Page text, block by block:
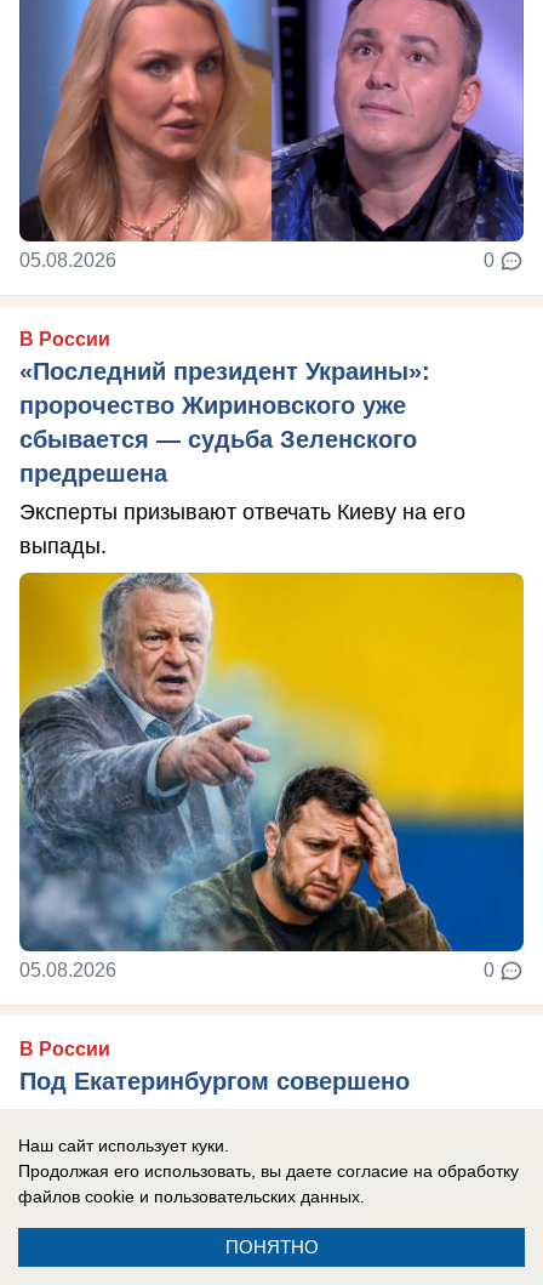
05.08.2026 0
В России
«Последний президент Украины»:
пророчество Жириновского уже
сбывается — судьба Зеленского
предрешена
Эксперты призывают отвечать Киеву на его
выпады.
05.08.2026 0
В России
Под Екатеринбургом совершено
наводящего ужас на украинских
боевиков дронов «Упырь»
в реанимации, врачи борются за его жизнь.
Наш сайт использует куки.
Продолжая его использовать, вы даете согласие на обработку
файлов cookie и пользовательских данных.
ПОНЯТНО